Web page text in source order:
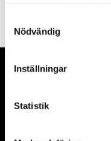
Nödvändig
Inställningar
Statistik
VÅRA LEVERANTÖRER
Våra främsta
& däckmaskiner och
gärna om vad som